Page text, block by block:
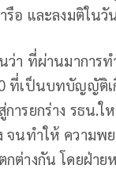
รือ และลงมติในวั
ว่า ที่ผ่านมาการ
ที่เป็นบทบัญญัติเกี่
การยกร่าง รธน.
จนทำให้ ความพ
ต่างกัน โดยฝ่าย